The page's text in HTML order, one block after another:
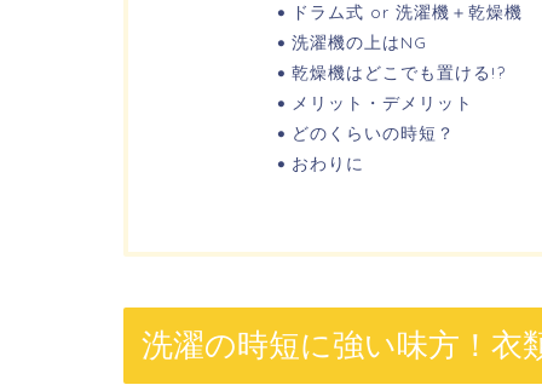
ドラム式 or 洗濯機＋乾燥機
洗濯機の上はNG
乾燥機はどこでも置ける!?
メリット・デメリット
どのくらいの時短？
おわりに
洗濯の時短に強い味方！衣